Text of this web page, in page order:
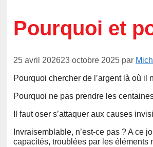
Pourquoi et
25 avril 202623 octobre 2025 par
Pourquoi chercher de l’argent là où il
Pourquoi ne pas prendre les
Il faut oser s’attaquer aux causes
Invraisemblable, n’est-ce pas ? A ce
capacités, troublées par les éléments